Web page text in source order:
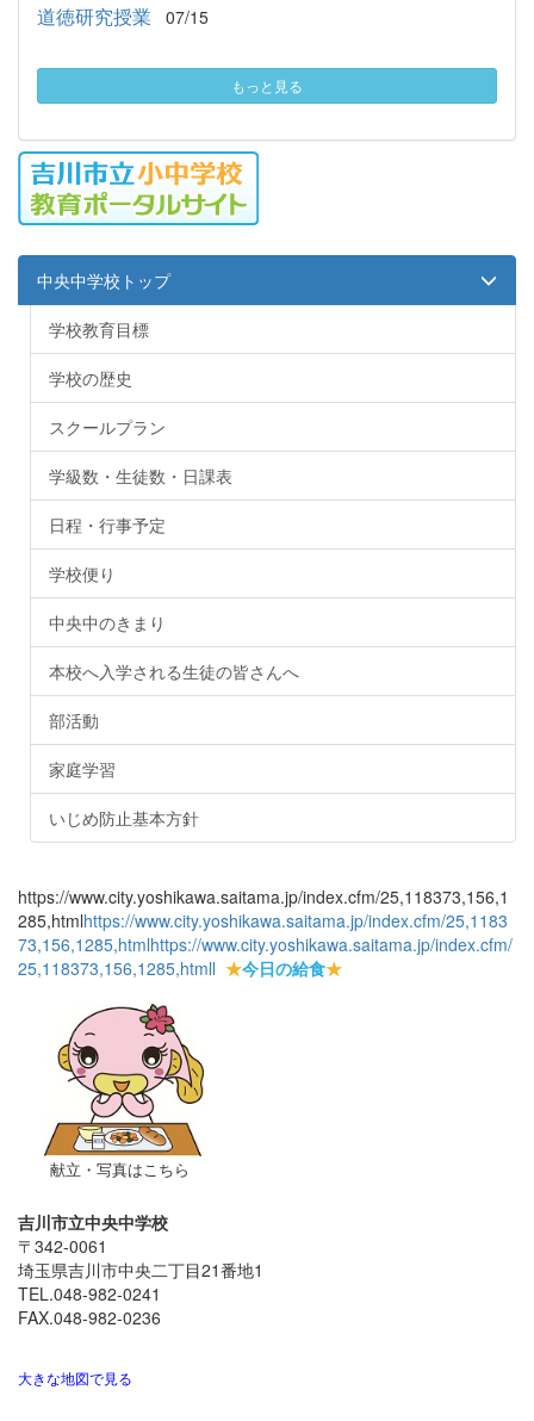
道徳研究授業 07/15
もっと見る
中央中学校トップ
学校教育目標
学校の歴史
スクールプラン
学級数・生徒数・日課表
日程・行事予定
学校便り
中央中のきまり
本校へ入学される生徒の皆さんへ
部活動
家庭学習
いじめ防止基本方針
https://www.city.yoshikawa.saitama.jp/index.cfm/25,118373,156,1
285,htmlhttps://www.city.yoshikawa.saitama.jp/index.cfm/25,1183
73,156,1285,htmlhttps://www.city.yoshikawa.saitama.jp/index.cfm/
25,118373,156,1285,htmll ★今日の給食★
献立・写真はこちら
吉川市立中央中学校
〒342-0061
埼玉県吉川市中央二丁目21番地1
TEL.048-982-0241
FAX.048-982-0236
大きな地図で見る